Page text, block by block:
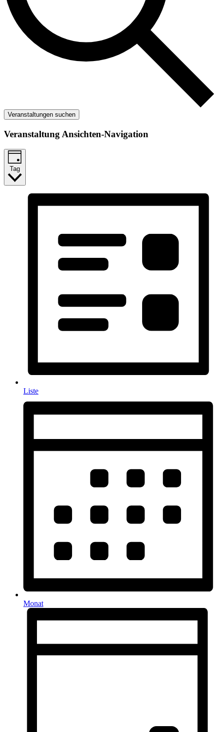
Veranstaltungen suchen
Veranstaltung Ansichten-Navigation
Tag
Liste
Monat